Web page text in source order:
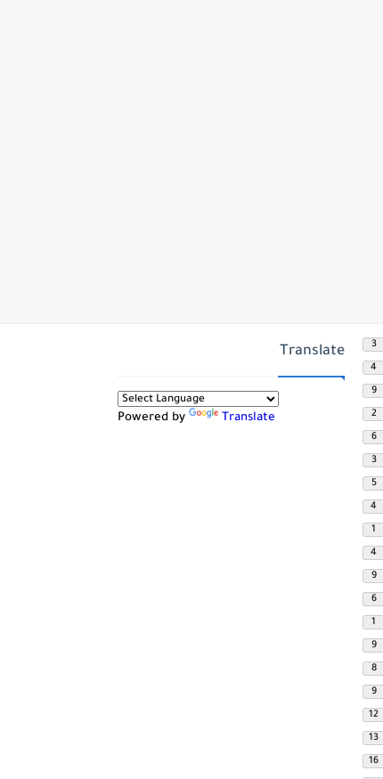
3
4
9
2
6
3
5
4
1
4
9
6
1
9
8
9
12
13
16
Translate
Powered by Translate